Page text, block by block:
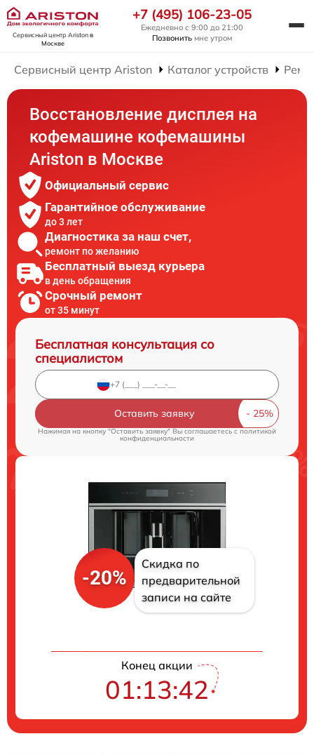
Сервисный центр Aristonв
Москве
+7 (495) 106-23-05
Ежедневно с 9:00 до 21:00
Позвонить мне утром
Сервисный центр Ariston Каталог устройств
Восстановление дисплея на
кофемашине кофемашины
Ariston в Москве
Официальный сервис
Гарантийное обслуживание
до 3 лет
Диагностика за наш счет,
ремонт по желанию
Бесплатный выезд курьера
в день обращения
Срочный ремонт
от 35 минут
Бесплатная консультация со
специалистом
Оставить заявку
Нажимая на кнопку "Оставить заявку" Вы соглашаетесь cполитикой
конфиденциальности
-20%
Скидка по
предварительной
записи на сайте
Конец акции
01:13:42